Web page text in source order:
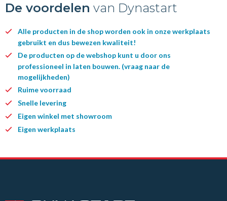
De voordelen van Dynastart
Alle producten in de shop worden ook in onze werkplaats
gebruikt en dus bewezen kwaliteit!
De producten op de webshop kunt u door ons
professioneel in laten bouwen. (vraag naar de
mogelijkheden)
Ruime voorraad
Snelle levering
Eigen winkel met showroom
Eigen werkplaats